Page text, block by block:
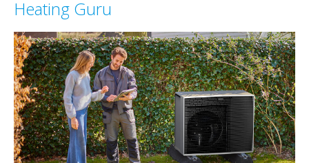
Heating Guru